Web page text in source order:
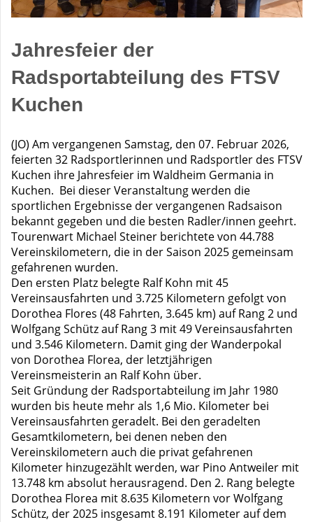
Jahresfeier der
Radsportabteilung des FTSV
Kuchen
(JO) Am vergangenen Samstag, den 07. Februar 2026,
feierten 32 Radsportlerinnen und Radsportler des FTSV
Kuchen ihre Jahresfeier im Waldheim Germania in
Kuchen. Bei dieser Veranstaltung werden die
sportlichen Ergebnisse der vergangenen Radsaison
bekannt gegeben und die besten Radler/innen geehrt.
Tourenwart Michael Steiner berichtete von 44.788
Vereinskilometern, die in der Saison 2025 gemeinsam
gefahrenen wurden.
Den ersten Platz belegte Ralf Kohn mit 45
Vereinsausfahrten und 3.725 Kilometern gefolgt von
Dorothea Flores (48 Fahrten, 3.645 km) auf Rang 2 und
Wolfgang Schütz auf Rang 3 mit 49 Vereinsausfahrten
und 3.546 Kilometern. Damit ging der Wanderpokal
von Dorothea Florea, der letztjährigen
Vereinsmeisterin an Ralf Kohn über.
Seit Gründung der Radsportabteilung im Jahr 1980
wurden bis heute mehr als 1,6 Mio. Kilometer bei
Vereinsausfahrten geradelt. Bei den geradelten
Gesamtkilometern, bei denen neben den
Vereinskilometern auch die privat gefahrenen
Kilometer hinzugezählt werden, war Pino Antweiler mit
13.748 km absolut herausragend. Den 2. Rang belegte
Dorothea Florea mit 8.635 Kilometern vor Wolfgang
Schütz, der 2025 insgesamt 8.191 Kilometer auf dem